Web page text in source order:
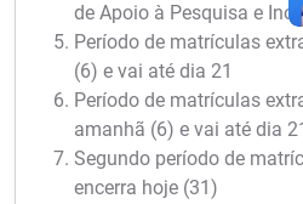
de Apoio à Pesquisa e
Período de matrículas
(6) e vai até dia 21
Período de matrículas
amanhã (6) e vai até dia
Segundo período de
encerra hoje (31)